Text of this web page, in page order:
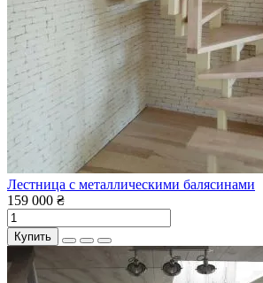
Лестница с металлическими балясинами
159 000 ₴
Купить